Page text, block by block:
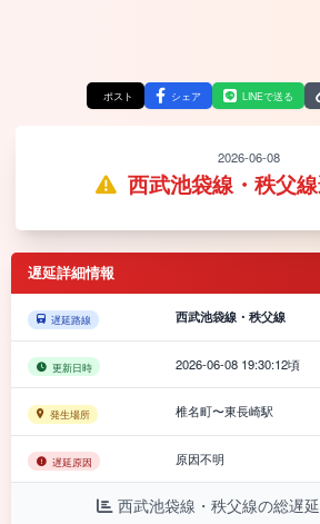
ポスト シェア LINEで送る
2026-06-08
西武池袋線・秩父
遅延詳細情報
遅延路線 西武池袋線・秩父線
更新日時 2026-06-08 19:30:12頃
発生場所 椎名町〜東長崎駅
遅延原因 原因不明
西武池袋線・秩父線の総遅